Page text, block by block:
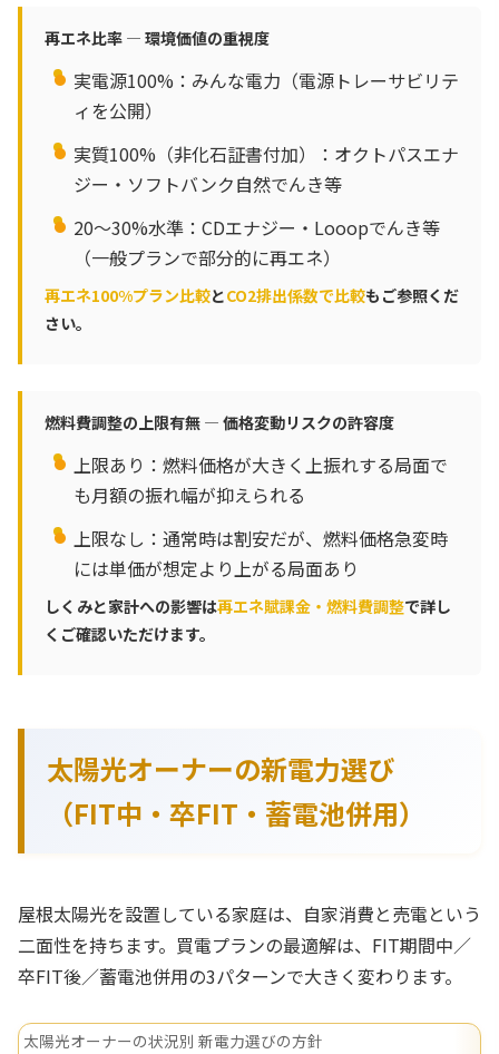
再エネ比率 — 環境価値の重視度
実電源100%：みんな電力（電源トレーサビリテ
ィを公開）
実質100%（非化石証書付加）：オクトパスエナ
ジー・ソフトバンク自然でんき等
20〜30%水準：CDエナジー・Looopでんき等
（一般プランで部分的に再エネ）
再エネ100%プラン比較とCO2排出係数で比較もご参照くだ
さい。
燃料費調整の上限有無 — 価格変動リスクの許容度
上限あり：燃料価格が大きく上振れする局面で
も月額の振れ幅が抑えられる
上限なし：通常時は割安だが、燃料価格急変時
には単価が想定より上がる局面あり
しくみと家計への影響は再エネ賦課金・燃料費調整で詳し
くご確認いただけます。
太陽光オーナーの新電力選び
（FIT中・卒FIT・蓄電池併用）
屋根太陽光を設置している家庭は、自家消費と売電という
二面性を持ちます。買電プランの最適解は、FIT期間中／
卒FIT後／蓄電池併用の3パターンで大きく変わります。
太陽光オーナーの状況別 新電力選びの方針